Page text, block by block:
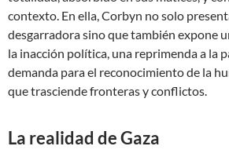
contexto. En ella, Corbyn no solo
desgarradora sino que también expone
la inacción política, una reprimenda a la
demanda para el reconocimiento de la
que trasciende fronteras y conflictos.
La realidad de Gaza